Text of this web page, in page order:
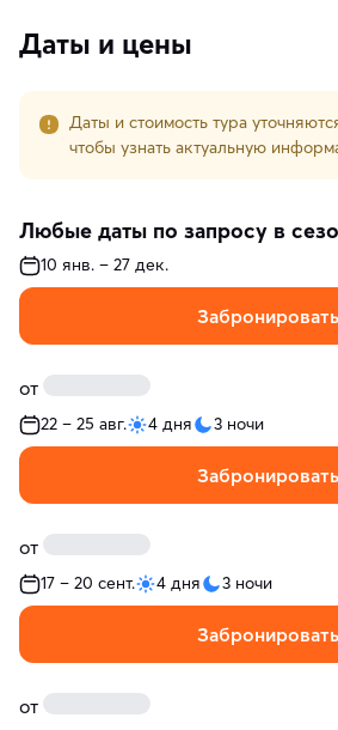
Даты и цены
Даты и стоимость тура
чтобы узнать актуальную
Любые даты по запросу в
10 янв. – 27 дек.
Забронировать
от
22 – 25 авг. 4 дня 3 ночи
Забронировать
от
17 – 20 сент. 4 дня 3 ночи
Забронировать
от